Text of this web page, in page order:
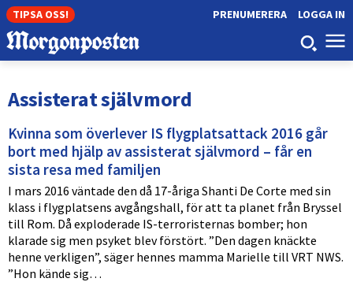
TIPSA OSS! LOGGA IN
PRENUMERERA
Assisterat självmord
Kvinna som överlever IS flygplatsattack 2016 går
bort med hjälp av assisterat självmord – får en
sista resa med familjen
I mars 2016 väntade den då 17-åriga Shanti De Corte med sin
klass i flygplatsens avgångshall, för att ta planet från Bryssel
till Rom. Då exploderade IS-terroristernas bomber; hon
klarade sig men psyket blev förstört. ”Den dagen knäckte
henne verkligen”, säger hennes mamma Marielle till VRT NWS.
”Hon kände sig…